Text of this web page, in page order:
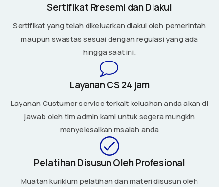
Sertifikat Rresemi dan Diakui
Sertifikat yang telah dikeluarkan diakui oleh pemerintah
maupun swastas sesuai dengan regulasi yang ada
hingga saat ini.
Layanan CS 24 jam
Layanan Custumer service terkait keluahan anda akan di
jawab oleh tim admin kami untuk segera mungkin
menyelesaikan msalah anda
Pelatihan Disusun Oleh Profesional
Muatan kuriklum pelatihan dan materi disusun oleh